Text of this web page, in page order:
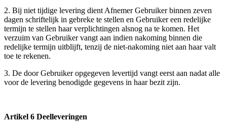
2. Bij niet tijdige levering dient Afnemer Gebruiker binnen zeven
dagen schriftelijk in gebreke te stellen en Gebruiker een redelijke
termijn te stellen haar verplichtingen alsnog na te komen. Het
verzuim van Gebruiker vangt aan indien nakoming binnen die
redelijke termijn uitblijft, tenzij de niet-nakoming niet aan haar valt
toe te rekenen.
3. De door Gebruiker opgegeven levertijd vangt eerst aan nadat alle
voor de levering benodigde gegevens in haar bezit zijn.
Artikel 6 Deelleveringen